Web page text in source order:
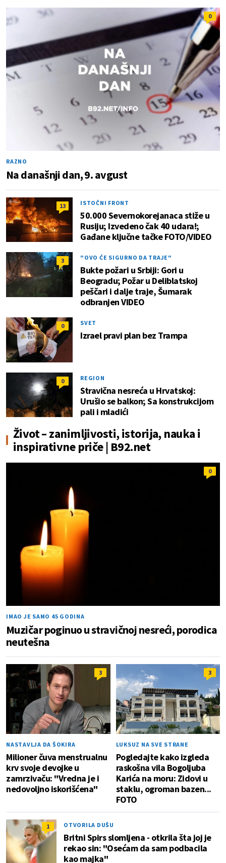
0
RAZNO
Na današnji dan, 9. avgust
13 ISTOČNI FRONT
50.000 Severnokorejanaca stiže u
Rusiju; Izvedeno čak 40 udara!;
Gađane ključne tačke FOTO/VIDEO
3 "OVO ĆE SIGURNO DA TRAJE"
Bukte požari u Srbiji: Gori u
Beogradu; Požar u Deliblatskoj
peščari i dalje traje, Šumarak
odbranjen VIDEO
0 SVET
Izrael pravi plan bez Trampa
0 REGION
Stravična nesreća u Hrvatskoj:
Urušio se balkon; Sa konstrukcijom
pali i mladići
Život – zanimljivosti, istorija, nauka i
inspirativne priče | B92.net
0
IMAO JE SAMO 45 GODINA
Muzičar poginuo u stravičnoj nesreći, porodica
neutešna
3
NASTAVLJA DA ŠOKIRA
Milioner čuva menstrualnu
krv svoje devojke u
zamrzivaču: "Vredna je i
nedovoljno iskorišćena"
3
LUKSUZ NA SVE STRANE
Pogledajte kako izgleda
raskošna vila Bogoljuba
Karića na moru: Zidovi u
staklu, ogroman bazen...
FOTO
1 OTVORILA DUŠU
Britni Spirs slomljena - otkrila šta joj je
rekao sin: "Osećam da sam podbacila
kao majka"